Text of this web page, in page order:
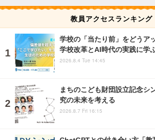
教員アクセスランキング
学校の「当たり前」をどうア
学校改革とAI時代の実践に学
2026.8.4 Tue 14:45
まちのこども財団設立記念
究の未来を考える
2026.8.7 Fri 16:15